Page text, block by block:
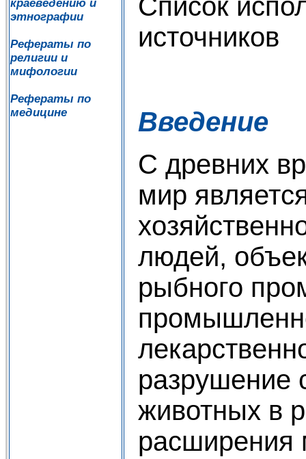
краеведению и
этнографии
Рефераты по
религии и
мифологии
Рефераты по
медицине
Список
источников
Введение
С древних
мир
людей,
рыбного
разрушение
животных в
расширения